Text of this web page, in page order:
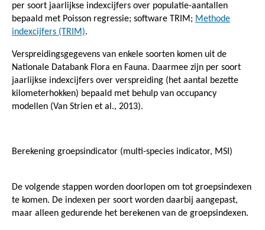
per soort jaarlijkse indexcijfers over populatie-aantallen
bepaald met Poisson regressie; software TRIM; Methode
indexcijfers (TRIM).
Verspreidingsgegevens van enkele soorten komen uit de
Nationale Databank Flora en Fauna. Daarmee zijn per soort
jaarlijkse indexcijfers over verspreiding (het aantal bezette
kilometerhokken) bepaald met behulp van occupancy
modellen (Van Strien et al., 2013).
Berekening groepsindicator (multi-species indicator, MSI)
De volgende stappen worden doorlopen om tot groepsindexen
te komen. De indexen per soort worden daarbij aangepast,
maar alleen gedurende het berekenen van de groepsindexen.